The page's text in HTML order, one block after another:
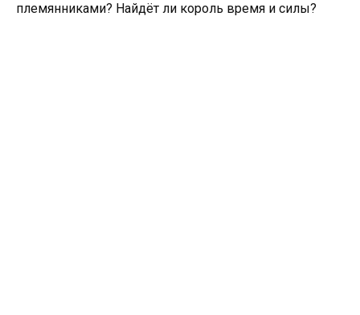
племянниками? Найдёт ли король время и силы?